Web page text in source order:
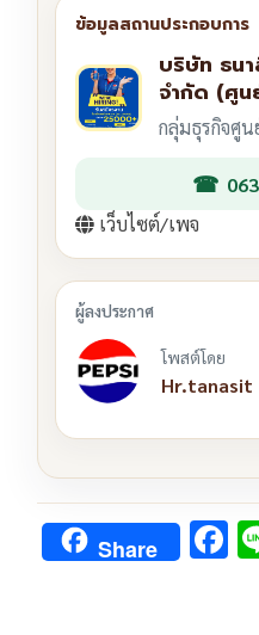
บริษัท ธน
จำกัด (ศูน
กลุ่มธุรกิจศูน
เว็บไซต์/เพจ
โพสต์โดย
Hr.tanasit
Share F